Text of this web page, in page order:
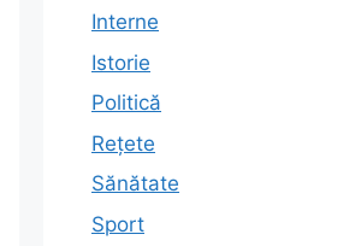
Interne
Istorie
Politică
Rețete
Sănătate
Sport